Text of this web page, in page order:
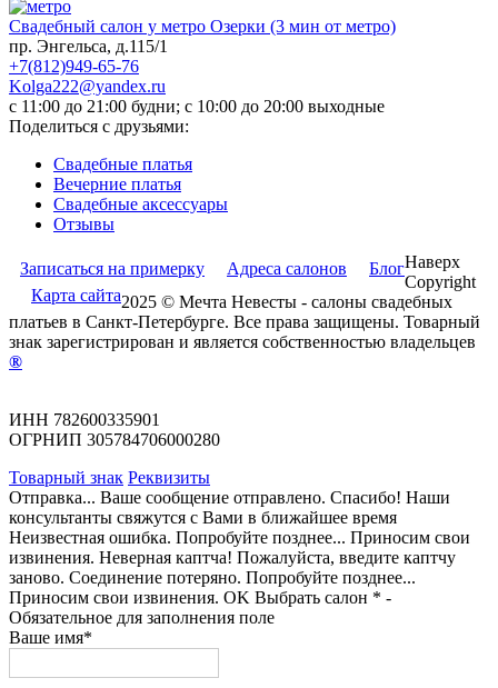
Свадебный салон у метро Озерки (3 мин от метро)
пр. Энгельса, д.115/1
+7(812)949-65-76
Kolga222@yandex.ru
c 11:00 до 21:00 будни; c 10:00 до 20:00 выходные
Поделиться с друзьями:
Свадебные платья
Вечерние платья
Cвадебные аксессуары
Отзывы
Записаться на примерку Адреса салонов
Блог
Карта сайта
Наверх
Copyright
2025 © Мечта Невесты - салоны свадебных
платьев в Санкт-Петербурге. Все права защищены. Товарный
знак зарегистрирован и является собственностью владельцев
®
ИНН 782600335901
ОГРНИП 305784706000280
Товарный знак Реквизиты
Отправка... Ваше сообщение отправлено. Спасибо! Наши
консультанты свяжутся с Вами в ближайшее время
Неизвестная ошибка. Попробуйте позднее... Приносим свои
извинения. Неверная каптча! Пожалуйста, введите каптчу
заново. Соединение потеряно. Попробуйте позднее...
Приносим свои извинения. OK Выбрать салон * -
Обязательное для заполнения поле
Ваше имя*